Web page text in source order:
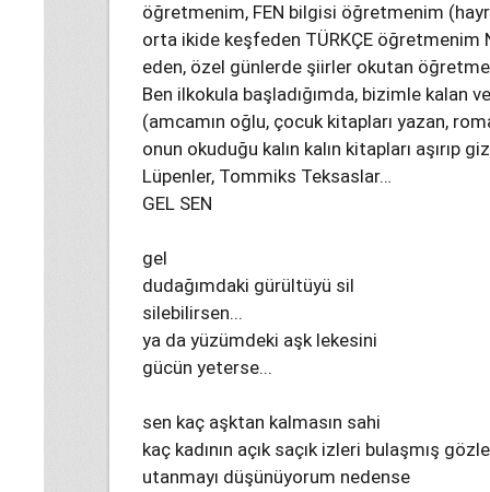
öğretmenim, FEN bilgisi öğretmenim
orta ikide keşfeden TÜRKÇE öğretmenim
eden, özel günlerde şiirler okutan
Ben ilkokula başladığımda, bizimle kalan
(amcamın oğlu, çocuk kitapları yazan,
onun okuduğu kalın kalın kitapları aşırıp
Lüpenler, Tommiks Teksaslar…
GEL SEN
gel
dudağımdaki gürültüyü sil
silebilirsen...
ya da yüzümdeki aşk lekesini
gücün yeterse...
sen kaç aşktan kalmasın sahi
kaç kadının açık saçık izleri bulaşmış
utanmayı düşünüyorum nedense